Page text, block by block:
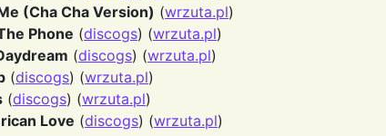
(Cha Cha Version) (wrzuta.pl)
Phone (discogs) (wrzuta.pl)
(discogs) (wrzuta.pl)
(discogs) (wrzuta.pl)
(discogs) (wrzuta.pl)
Love (discogs) (wrzuta.pl)